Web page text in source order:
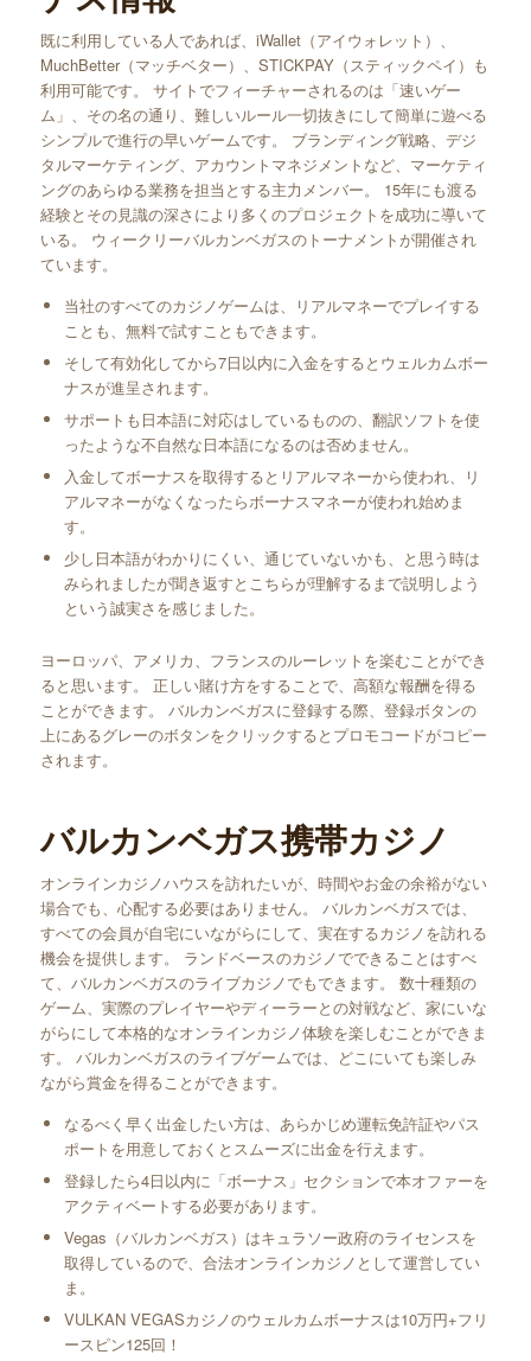
既に利用している人であれば、iWallet（アイウォレット）、
MuchBetter（マッチベター）、STICKPAY（スティックペイ）も
利用可能です。 サイトでフィーチャーされるのは「速いゲー
ム」、その名の通り、難しいルール一切抜きにして簡単に遊べる
シンプルで進行の早いゲームです。 ブランディング戦略、デジ
タルマーケティング、アカウントマネジメントなど、マーケティ
ングのあらゆる業務を担当とする主力メンバー。 15年にも渡る
経験とその見識の深さにより多くのプロジェクトを成功に導いて
いる。 ウィークリーバルカンベガスのトーナメントが開催され
ています。
当社のすべてのカジノゲームは、リアルマネーでプレイする
ことも、無料で試すこともできます。
そして有効化してから7日以内に入金をするとウェルカムボー
ナスが進呈されます。
サポートも日本語に対応はしているものの、翻訳ソフトを使
ったような不自然な日本語になるのは否めません。
入金してボーナスを取得するとリアルマネーから使われ、リ
アルマネーがなくなったらボーナスマネーが使われ始めま
す。
少し日本語がわかりにくい、通じていないかも、と思う時は
みられましたが聞き返すとこちらが理解するまで説明しよう
という誠実さを感じました。
ヨーロッパ、アメリカ、フランスのルーレットを楽むことができ
ると思います。 正しい賭け方をすることで、高額な報酬を得る
ことができます。 バルカンベガスに登録する際、登録ボタンの
上にあるグレーのボタンをクリックするとプロモコードがコピー
されます。
バルカンベガス携帯カジノ
オンラインカジノハウスを訪れたいが、時間やお金の余裕がない
場合でも、心配する必要はありません。 バルカンベガスでは、
すべての会員が自宅にいながらにして、実在するカジノを訪れる
機会を提供します。 ランドベースのカジノでできることはすべ
て、バルカンベガスのライブカジノでもできます。 数十種類の
ゲーム、実際のプレイヤーやディーラーとの対戦など、家にいな
がらにして本格的なオンラインカジノ体験を楽しむことができま
す。 バルカンベガスのライブゲームでは、どこにいても楽しみ
ながら賞金を得ることができます。
なるべく早く出金したい方は、あらかじめ運転免許証やパス
ポートを用意しておくとスムーズに出金を行えます。
登録したら4日以内に「ボーナス」セクションで本オファーを
アクティベートする必要があります。
Vegas（バルカンベガス）はキュラソー政府のライセンスを
取得しているので、合法オンラインカジノとして運営してい
ま。
VULKAN VEGASカジノのウェルカムボーナスは10万円+フリ
ースピン125回！